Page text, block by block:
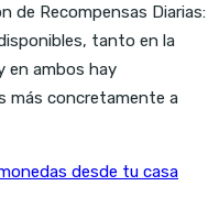
de Recompensas Diarias:
tanto en la
en ambos hay
más concretamente a
desde tu casa